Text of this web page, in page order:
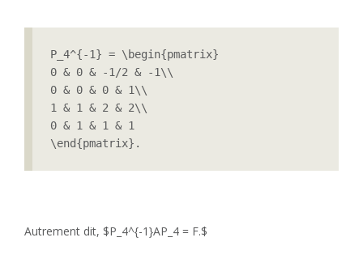
P_4^{-1} = \begin{pmatrix}
0 & 0 & -1/2 & -1\\
0 & 0 & 0 & 1\\
1 & 1 & 2 & 2\\
0 & 1 & 1 & 1
\end{pmatrix}.
Autrement dit, $P_4^{-1}AP_4 = F.$